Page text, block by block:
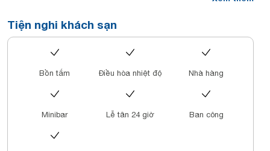
có sân hiên trong khi các phòng khác nhìn ra thành phố. Các phòng
được trang bị ga trải giường và khăn tắm. Chỗ nghỉ cung cấp bữa
sáng kiểu lục địa, bữa sáng kiểu Anh/Ai-len hoặc bữa sáng kiểu Mỹ.
Nhà hàng tại chỗ nghỉ phục vụ ẩm thực Mỹ và châu Âu. Du khách
động đi xe đạp và du khách cũng có thể thuê xe hơi tại khách sạn 4
& Spa bao gồm Hồ Hoàn Kiếm, Ô Quan Chưởng và trung tâm
thương mại Tràng Tiền Plaza. Sân bay gần nhất là sân bay quốc tế
Tiện nghi khách sạn
Bồn tắm Điều hòa nhiệt độ Nhà hàng
Minibar Lễ tân 24 giờ Ban công